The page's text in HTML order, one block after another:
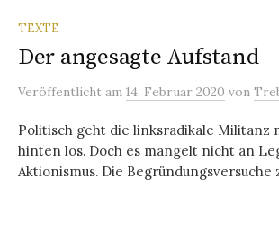
TEXTE
Der angesagte Aufstand
Veröffentlicht am 14. Februar 2020 von
Politisch geht die linksradikale Militanz
hinten los. Doch es mangelt nicht an
Aktionismus. Die Begründungsversuche